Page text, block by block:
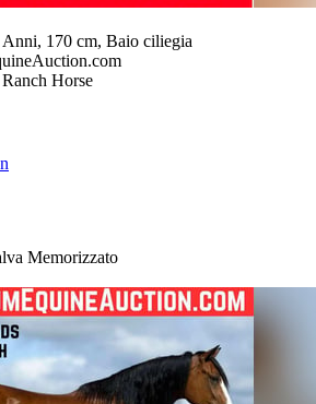
Anni, 170 cm, Baio ciliegia
Horse
Memorizzato